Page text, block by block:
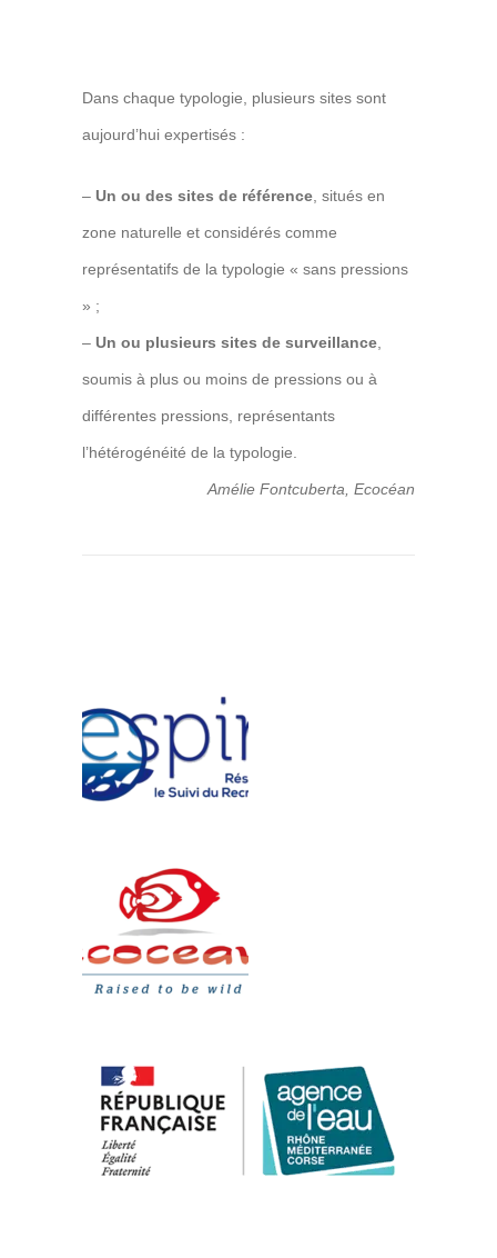
Dans chaque typologie, plusieurs sites sont
aujourd’hui expertisés :
– Un ou des sites de référence, situés en
zone naturelle et considérés comme
représentatifs de la typologie « sans pressions
» ;
– Un ou plusieurs sites de surveillance,
soumis à plus ou moins de pressions ou à
différentes pressions, représentants
l’hétérogénéité de la typologie.
Amélie Fontcuberta, Ecocéan